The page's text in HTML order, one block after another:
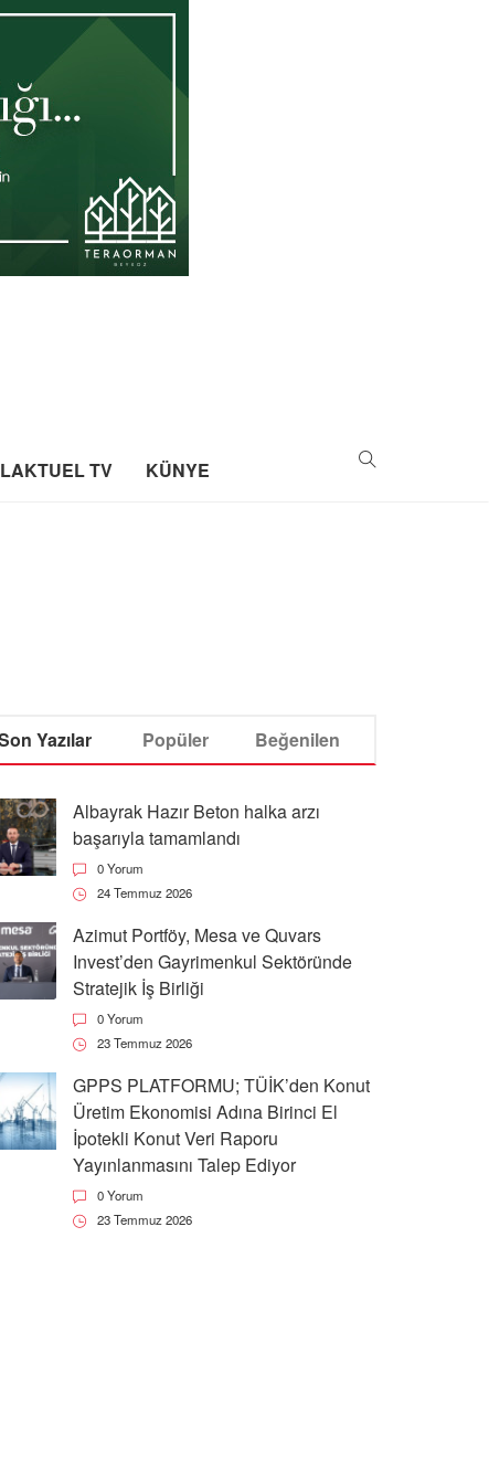
TV KÜNYE
Yazılar Popüler Beğenilen
Albayrak Hazır Beton halka arzı
başarıyla tamamlandı
0 Yorum
24 Temmuz 2026
Azimut Portföy, Mesa ve Quvars
Invest’den Gayrimenkul Sektöründe
Stratejik İş Birliği
0 Yorum
23 Temmuz 2026
GPPS PLATFORMU; TÜİK’den Konut
Üretim Ekonomisi Adına Birinci El
İpotekli Konut Veri Raporu
Yayınlanmasını Talep Ediyor
0 Yorum
23 Temmuz 2026